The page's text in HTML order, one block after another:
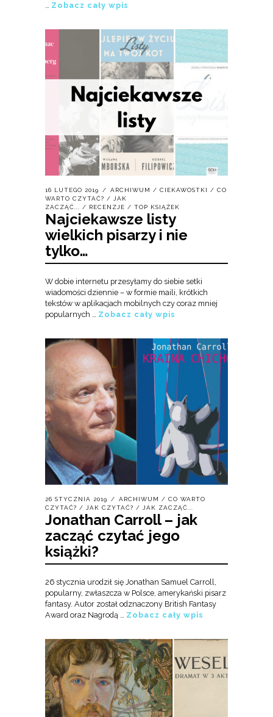
… Zobacz cały wpis
16 LUTEGO 2019 ARCHIWUM / CIEKAWOSTKI / CO
WARTO CZYTAĆ? /
JAK
ZACZĄĆ...
/ RECENZJE / TOP KSIĄŻEK
Najciekawsze listy
wielkich pisarzy i nie
tylko…
W dobie internetu przesyłamy do siebie setki
wiadomości dziennie – w formie maili, krótkich
tekstów w aplikacjach mobilnych czy coraz mniej
popularnych … Zobacz cały wpis
26 STYCZNIA 2019 ARCHIWUM / CO WARTO
CZYTAĆ? / JAK CZYTAĆ? / JAK ZACZĄĆ...
Jonathan Carroll – jak
zacząć czytać jego
książki?
26 stycznia urodził się Jonathan Samuel Carroll,
popularny, zwłaszcza w Polsce, amerykański pisarz
fantasy. Autor został odznaczony British Fantasy
Award oraz Nagrodą … Zobacz cały wpis